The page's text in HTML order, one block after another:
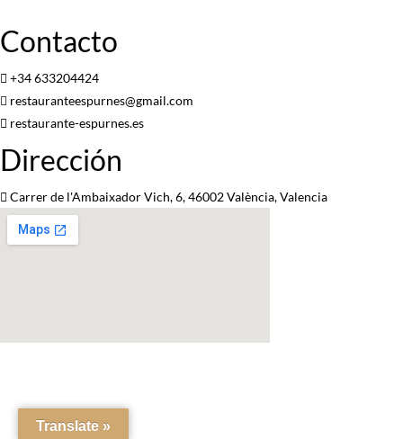
Contacto
+34 633204424
restauranteespurnes@gmail.com
restaurante-espurnes.es
Dirección
Carrer de l'Ambaixador Vich, 6, 46002 València, Valencia
Translate »